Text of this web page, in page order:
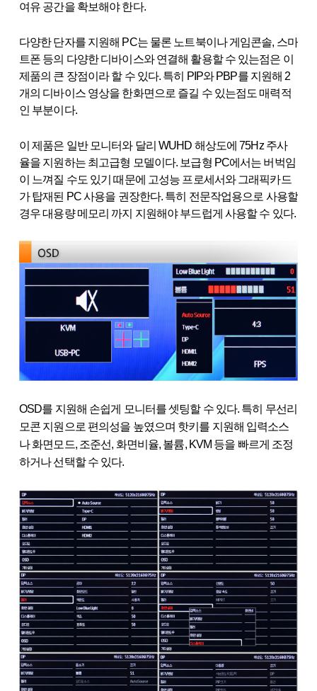
여유 공간을 확보해야 한다.
다양한 단자를 지원해 PC는 물론 노트북이나 게임콘솔, 스마
트폰 등의 다양한 디바이스와 연결해 활용할 수 있는점은 이
제품의 큰 장점이라 할 수 있다. 특히 PIP와 PBP를 지원해 2
개의 디바이스 영상을 한화면으로 즐길 수 있는점도 매력적
인 부분이다.
이 제품은 일반 모니터와 달리 WUHD 해상도에 75Hz 주사
율을 지원하는 최고급형 모델이다. 보급형 PC에서는 버벅임
이 느껴질 수도 있기 때문에 고성능 프로세서와 그래픽카드
가 탑재된 PC 사용을 권장한다. 특히 전문작업용으로 사용할
경우 대용량 메모리 까지 지원해야 부드럽게 사용할 수 있다.
OSD를 지원해 손쉽게 모니터를 셋팅할 수 있다. 특히 무선리
모콘 지원으로 편의성을 높였으며 핫키를 지원해 입력소스
나 화면모드, 조준선, 화면비율, 볼륨, KVM 등을 빠르게 조정
하거나 선택할 수 있다.